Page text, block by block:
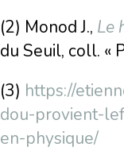
(2) Monod J., Le
du Seuil, coll. «
(3) https://
dou-provient-
en-physique/